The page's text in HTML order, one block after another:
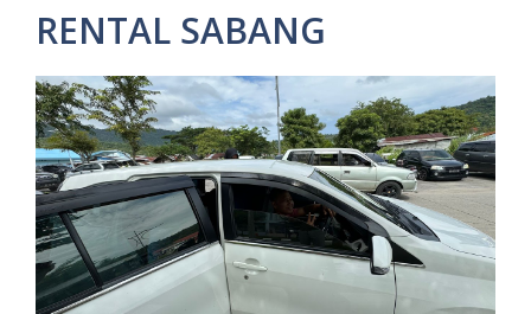
RENTAL SABANG